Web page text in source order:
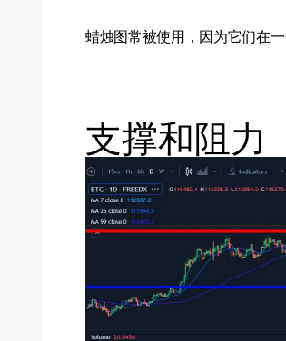
蜡烛图常被使用，因为它们在
支撑和阻力